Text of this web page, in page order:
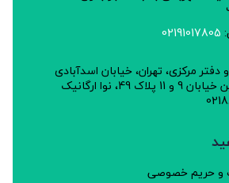
02191017805
مرکزی، تهران، خیابان اسدآبادی
(یوسف آباد)، بین خیابان 9 و 11 پلاک 49، نوا ارگانیک
و حریم خصوصی